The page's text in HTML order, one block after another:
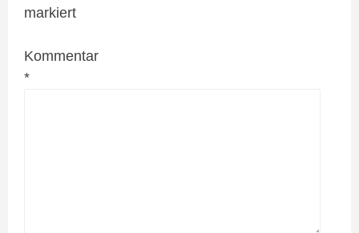
markiert
Kommentar
*